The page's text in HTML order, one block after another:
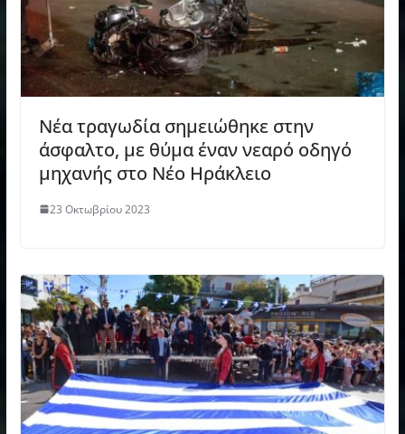
Νέα τραγωδία σημειώθηκε στην
άσφαλτο, με θύμα έναν νεαρό οδηγό
μηχανής στο Νέο Ηράκλειο
23 Οκτωβρίου 2023